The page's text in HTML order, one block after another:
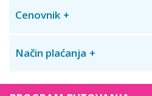
Cenovnik
Način plaćanja